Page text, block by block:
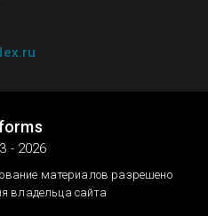
- 2026
материалов разрешено
владельца сайта